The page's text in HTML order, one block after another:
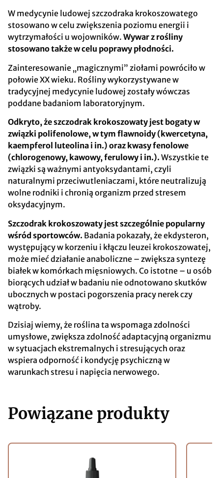
W medycynie ludowej szczodraka krokoszowatego
stosowano w celu zwiększenia poziomu energii i
wytrzymałości u wojowników. Wywar z rośliny
stosowano także w celu poprawy płodności.
Zainteresowanie „magicznymi” ziołami powróciło w
połowie XX wieku. Rośliny wykorzystywane w
tradycyjnej medycynie ludowej zostały wówczas
poddane badaniom laboratoryjnym.
Odkryto, że szczodrak krokoszowaty jest bogaty w
związki polifenolowe, w tym flawnoidy (kwercetyna,
kaempferol luteolina i in.) oraz kwasy fenolowe
(chlorogenowy, kawowy, ferulowy i in.). Wszystkie te
związki są ważnymi antyoksydantami, czyli
naturalnymi przeciwutleniaczami, które neutralizują
wolne rodniki i chronią organizm przed stresem
oksydacyjnym.
Szczodrak krokoszowaty jest szczególnie popularny
wśród sportowców. Badania pokazały, że ekdysteron,
występujący w korzeniu i kłączu leuzei krokoszowatej,
może mieć działanie anaboliczne – zwiększa syntezę
białek w komórkach mięsniowych. Co istotne – u osób
biorących udział w badaniu nie odnotowano skutków
ubocznych w postaci pogorszenia pracy nerek czy
wątroby.
Dzisiaj wiemy, że roślina ta wspomaga zdolności
umysłowe, zwiększa zdolność adaptacyjną organizmu
w sytuacjach ekstremalnych i stresujących oraz
wspiera odporność i kondycję psychiczną w
warunkach stresu i napięcia nerwowego.
Powiązane produkty